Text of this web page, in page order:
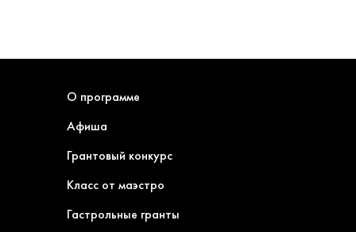
О программе
Афиша
Грантовый конкурс
Класс от маэстро
Гастрольные гранты